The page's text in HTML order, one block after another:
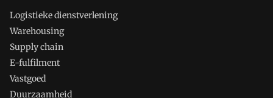
Logistieke dienstverlening
Warehousing
Supply chain
E-fulfilment
Vastgoed
Duurzaamheid